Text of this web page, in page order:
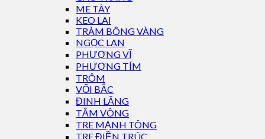
ME TÂY
KEO LAI
TRÀM BÔNG VÀNG
NGỌC LAN
PHƯỢNG VĨ
PHƯỢNG TÍM
TRÔM
VỐI BẮC
ĐINH LĂNG
TẦM VÔNG
TRE MẠNH TÔNG
TRE ĐIỀN TRÚC